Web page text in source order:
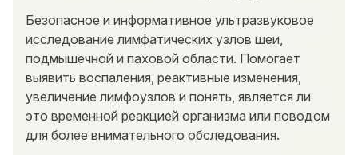
Безопасное и информативное ультразвуковое
исследование лимфатических узлов шеи,
подмышечной и паховой области. Помогает
выявить воспаления, реактивные изменения,
увеличение лимфоузлов и понять, является ли
это временной реакцией организма или поводом
для более внимательного обследования.